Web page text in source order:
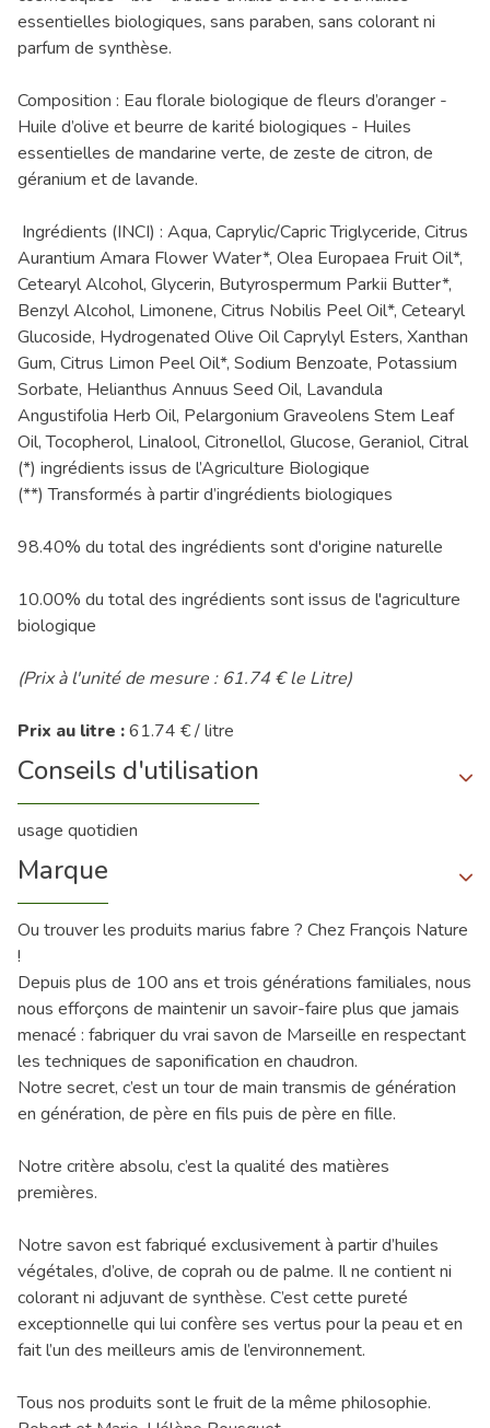
essentielles biologiques, sans paraben, sans colorant ni
parfum de synthèse.
Composition : Eau florale biologique de fleurs d’oranger -
Huile d’olive et beurre de karité biologiques - Huiles
essentielles de mandarine verte, de zeste de citron, de
géranium et de lavande.
Ingrédients (INCI) : Aqua, Caprylic/Capric Triglyceride, Citrus
Aurantium Amara Flower Water*, Olea Europaea Fruit Oil*,
Cetearyl Alcohol, Glycerin, Butyrospermum Parkii Butter*,
Benzyl Alcohol, Limonene, Citrus Nobilis Peel Oil*, Cetearyl
Glucoside, Hydrogenated Olive Oil Caprylyl Esters, Xanthan
Gum, Citrus Limon Peel Oil*, Sodium Benzoate, Potassium
Sorbate, Helianthus Annuus Seed Oil, Lavandula
Angustifolia Herb Oil, Pelargonium Graveolens Stem Leaf
Oil, Tocopherol, Linalool, Citronellol, Glucose, Geraniol, Citral
(*) ingrédients issus de l’Agriculture Biologique
(**) Transformés à partir d’ingrédients biologiques
98.40% du total des ingrédients sont d'origine naturelle
10.00% du total des ingrédients sont issus de l'agriculture
biologique
(Prix à l'unité de mesure : 61.74 € le Litre)
Prix au litre :61.74 € / litre
Conseils d'utilisation
usage quotidien
Marque
Ou trouver les produits marius fabre ? Chez François Nature
!
Depuis plus de 100 ans et trois générations familiales, nous
nous efforçons de maintenir un savoir-faire plus que jamais
menacé : fabriquer du vrai savon de Marseille en respectant
les techniques de saponification en chaudron.
Notre secret, c’est un tour de main transmis de génération
en génération, de père en fils puis de père en fille.
Notre critère absolu, c’est la qualité des matières
premières.
Notre savon est fabriqué exclusivement à partir d’huiles
végétales, d’olive, de coprah ou de palme. Il ne contient ni
colorant ni adjuvant de synthèse. C’est cette pureté
exceptionnelle qui lui confère ses vertus pour la peau et en
fait l’un des meilleurs amis de l’environnement.
Tous nos produits sont le fruit de la même philosophie.